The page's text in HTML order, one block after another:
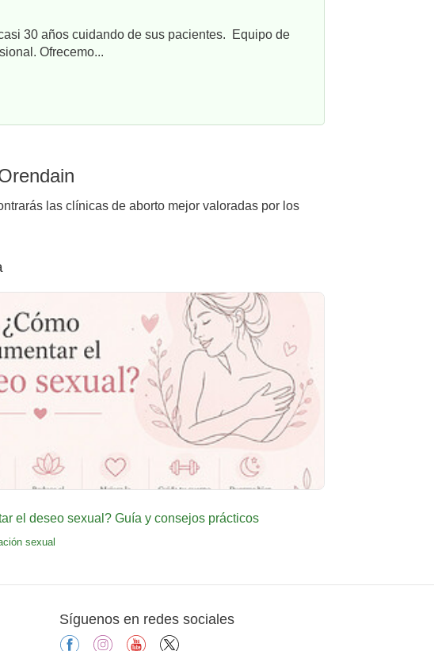
30 años cuidando de sus pacientes. Equipo de
Ofrecemo...
las clínicas de aborto mejor valoradas por los
el deseo sexual? Guía y consejos prácticos
sexual
Síguenos en redes sociales
facebookinstagramyoutube